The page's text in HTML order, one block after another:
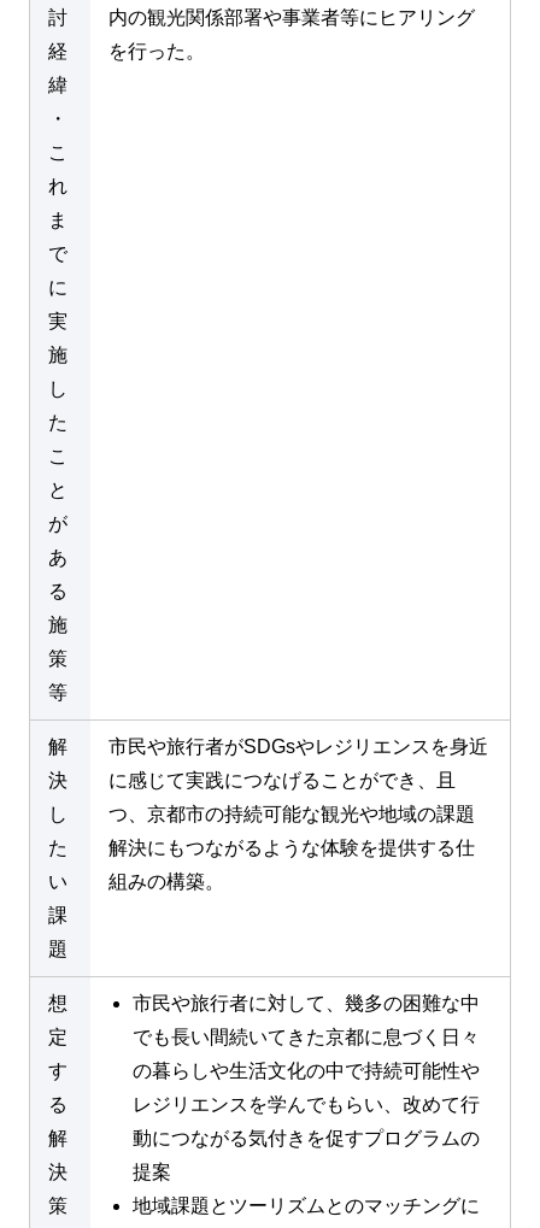
討
経
緯
・
こ
れ
ま
で
に
実
施
し
た
こ
と
が
あ
る
施
策
等
内の観光関係部署や事業者等にヒアリング
を行った。
解
決
し
た
い
課
題
市民や旅行者がSDGsやレジリエンスを身近
に感じて実践につなげることができ、且
つ、京都市の持続可能な観光や地域の課題
解決にもつながるような体験を提供する仕
組みの構築。
想
定
す
る
解
決
策
市民や旅行者に対して、幾多の困難な中
でも長い間続いてきた京都に息づく日々
の暮らしや生活文化の中で持続可能性や
レジリエンスを学んでもらい、改めて行
動につながる気付きを促すプログラムの
提案
地域課題とツーリズムとのマッチングに